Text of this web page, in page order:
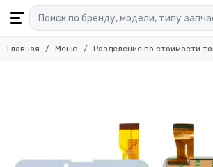
Главная Меню Разделение по стоимости